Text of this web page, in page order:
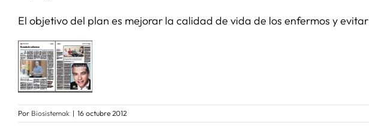
El objetivo del plan es mejorar la calidad de vida de los enfermos y
Por Biosistemak | 16 octubre 2012